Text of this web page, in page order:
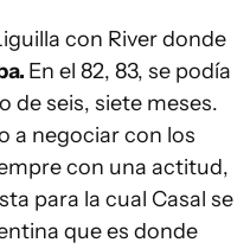
con River donde
En el 82, 83, se podía
de seis, siete meses.
a negociar con los
con una actitud,
para la cual Casal se
que es donde